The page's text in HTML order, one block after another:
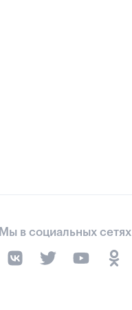
Мы в социальных сетях